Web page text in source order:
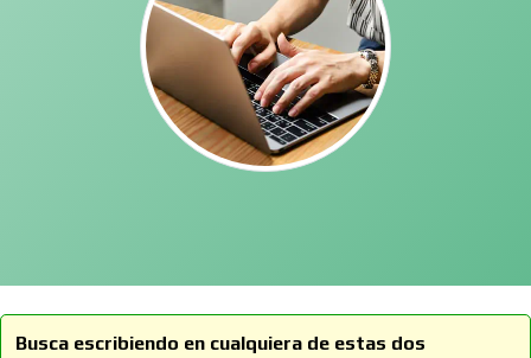
Busca escribiendo en cualquiera de estas dos